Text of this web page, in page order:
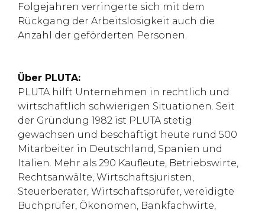
Folgejahren verringerte sich mit dem
Rückgang der Arbeitslosigkeit auch die
Anzahl der geförderten Personen.
Über PLUTA:
PLUTA hilft Unternehmen in rechtlich und
wirtschaftlich schwierigen Situationen. Seit
der Gründung 1982 ist PLUTA stetig
gewachsen und beschäftigt heute rund 500
Mitarbeiter in Deutschland, Spanien und
Italien. Mehr als 290 Kaufleute, Betriebswirte,
Rechtsanwälte, Wirtschaftsjuristen,
Steuerberater, Wirtschaftsprüfer, vereidigte
Buchprüfer, Ökonomen, Bankfachwirte,